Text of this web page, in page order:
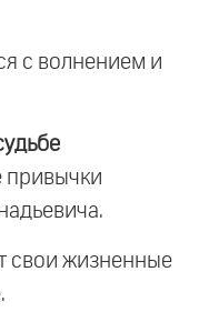
с волнением и
привычки
свои жизненные